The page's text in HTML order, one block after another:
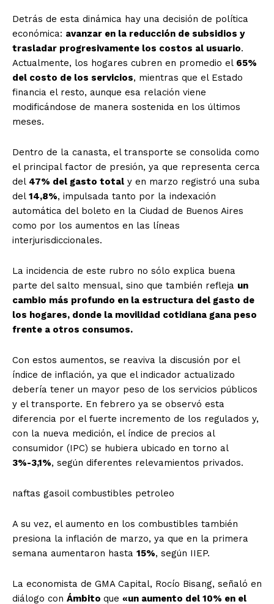
Detrás de esta dinámica hay una decisión de política
económica: avanzar en la reducción de subsidios y
trasladar progresivamente los costos al usuario.
Actualmente, los hogares cubren en promedio el 65%
del costo de los servicios, mientras que el Estado
financia el resto, aunque esa relación viene
modificándose de manera sostenida en los últimos
meses.
Dentro de la canasta, el transporte se consolida como
el principal factor de presión, ya que representa cerca
del 47% del gasto total y en marzo registró una suba
del 14,8%, impulsada tanto por la indexación
automática del boleto en la Ciudad de Buenos Aires
como por los aumentos en las líneas
interjurisdiccionales.
La incidencia de este rubro no sólo explica buena
parte del salto mensual, sino que también refleja un
cambio más profundo en la estructura del gasto de
los hogares, donde la movilidad cotidiana gana peso
frente a otros consumos.
Con estos aumentos, se reaviva la discusión por el
índice de inflación, ya que el indicador actualizado
debería tener un mayor peso de los servicios públicos
y el transporte. En febrero ya se observó esta
diferencia por el fuerte incremento de los regulados y,
con la nueva medición, el índice de precios al
consumidor (IPC) se hubiera ubicado en torno al
3%-3,1%, según diferentes relevamientos privados.
naftas gasoil combustibles petroleo
A su vez, el aumento en los combustibles también
presiona la inflación de marzo, ya que en la primera
semana aumentaron hasta 15%, según IIEP.
La economista de GMA Capital, Rocío Bisang, señaló en
diálogo con Ámbito que «un aumento del 10% en el